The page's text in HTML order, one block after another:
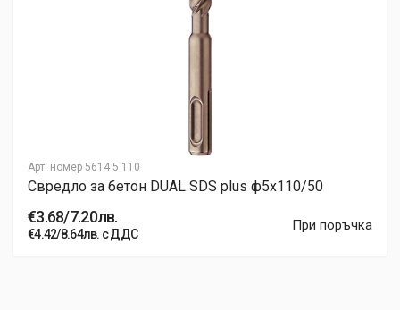
Арт. номер 5614 5 110
Свредло за бетон DUAL SDS plus ф5x110/50
€3.68/7.20лв.
€4.42/8.64лв. с ДДС
При поръчка